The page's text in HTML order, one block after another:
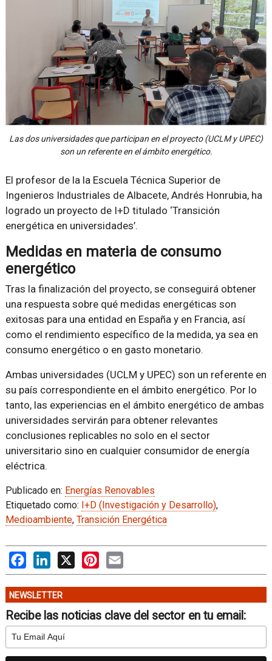
Las dos universidades que participan en el proyecto (UCLM y UPEC)
son un referente en el ámbito energético.
El profesor de la la Escuela Técnica Superior de
Ingenieros Industriales de Albacete, Andrés Honrubia, ha
logrado un proyecto de I+D titulado ‘Transición
energética en universidades’.
Medidas en materia de consumo
energético
Tras la finalización del proyecto, se conseguirá obtener
una respuesta sobre qué medidas energéticas son
exitosas para una entidad en España y en Francia, así
como el rendimiento específico de la medida, ya sea en
consumo energético o en gasto monetario.
Ambas universidades (UCLM y UPEC) son un referente en
su país correspondiente en el ámbito energético. Por lo
tanto, las experiencias en el ámbito energético de ambas
universidades servirán para obtener relevantes
conclusiones replicables no solo en el sector
universitario sino en cualquier consumidor de energía
eléctrica.
Publicado en: Energías Renovables
Etiquetado como: I+D (Investigación y Desarrollo),
Medioambiente, Transición Energética
FacebookLinkedIn
X PinterestEmail
NEWSLETTER
Recibe las noticias clave del sector en tu email: